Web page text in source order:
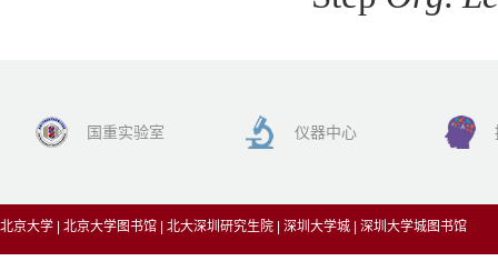
国重实验室 仪器中心
北京大学 | 北京大学图书馆 | 北大深圳研究生院 | 深圳大学城 | 深圳大学城图书馆